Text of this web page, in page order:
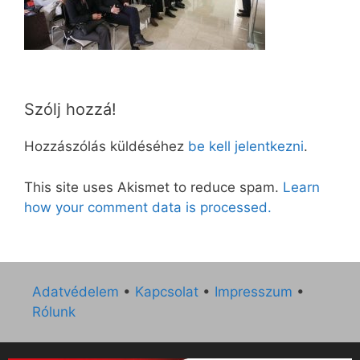
Szólj hozzá!
Hozzászólás küldéséhez be kell jelentkezni.
This site uses Akismet to reduce spam. Learn
how your comment data is processed.
Adatvédelem • Kapcsolat • Impresszum •
Rólunk